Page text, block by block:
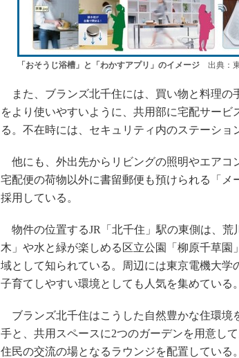
「おそうじ浴槽」と「わかすアプリ」のイメージ出典：東
また、ブランズ北千住には、買い物と料理の
をより使いやすいように、共用部に宅配サー
る。不在時には、セキュリティ内のステーショ
他にも、外出先からリビングの照明やエアコ
宅配便の荷物以外に書留郵便も預けられる「メ
採用している。
物件の位置するJR「北千住」駅の東側は、荒
木」や水と緑が楽しめる区立公園「柳原千草
域として知られている。周辺には東京電機大学
子育てしやすい環境としても人気を集めている。
ブランズ北千住はこうした自然豊かな住環境
手と、共用スペースに2つのガーデンを用意し
住民の交流の場となるラウンジを配置している。